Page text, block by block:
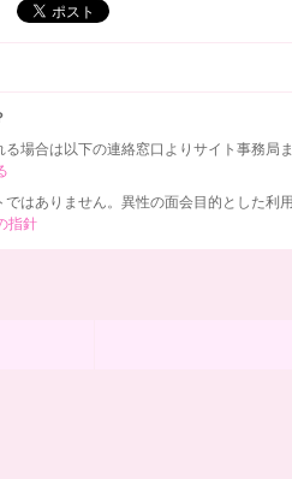
場合は以下の連絡窓口よりサイト事務局
はありません。異性の面会目的とした利
指針